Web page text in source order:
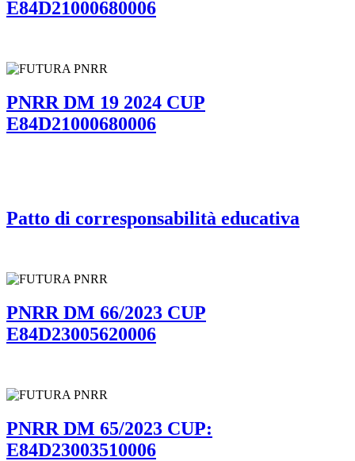
E84D21000680006
PNRR DM 19 2024 CUP
E84D21000680006
Patto di corresponsabilità educativa
PNRR DM 66/2023 CUP
E84D23005620006
PNRR DM 65/2023 CUP:
E84D23003510006